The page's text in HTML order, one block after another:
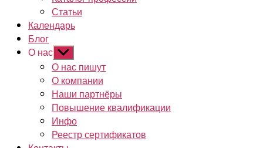
Статьи
Календарь
Блог
О нас Показывать
подменю
О нас пишут
О компании
Наши партнёры
Повышение квалификации
Инфо
Реестр сертификатов